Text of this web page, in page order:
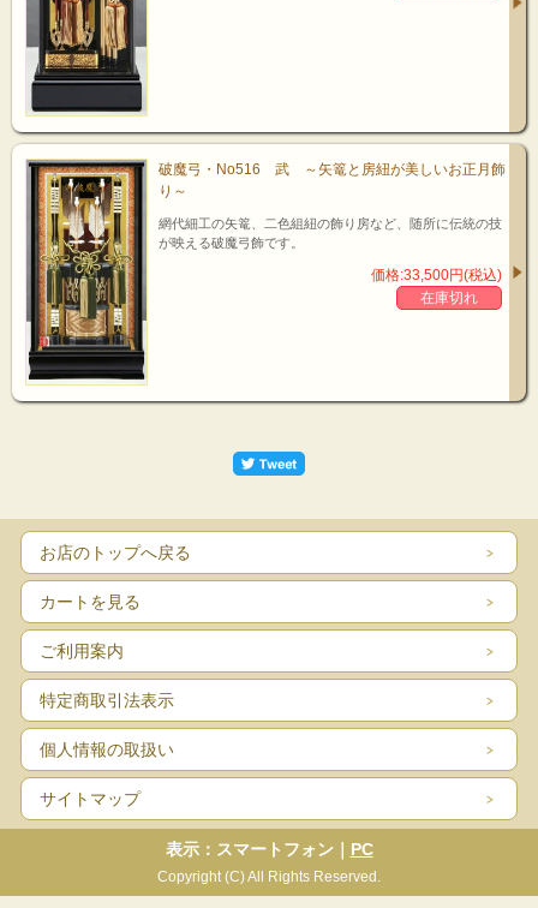
破魔弓・No516 武 ～矢篭と房紐が美しいお正月飾
り～
網代細工の矢篭、二色組紐の飾り房など、随所に伝統の技
が映える破魔弓飾です。
価格:33,500円(税込)
在庫切れ
お店のトップへ戻る
カートを見る
ご利用案内
特定商取引法表示
個人情報の取扱い
サイトマップ
表示：スマートフォン｜ PC
Copyright (C) All Rights Reserved.